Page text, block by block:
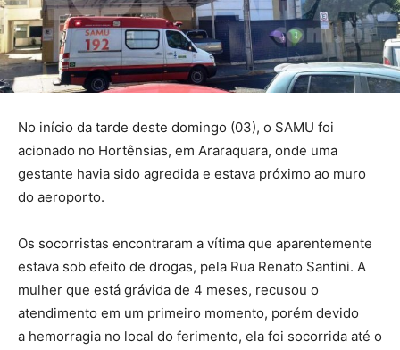
No início da tarde deste domingo (03), o SAMU foi
acionado no Hortênsias, em Araraquara, onde uma
gestante havia sido agredida e estava próximo ao muro
do aeroporto.
Os socorristas encontraram a vítima que aparentemente
estava sob efeito de drogas, pela Rua Renato Santini. A
mulher que está grávida de 4 meses, recusou o
atendimento em um primeiro momento, porém devido
a hemorragia no local do ferimento, ela foi socorrida até o